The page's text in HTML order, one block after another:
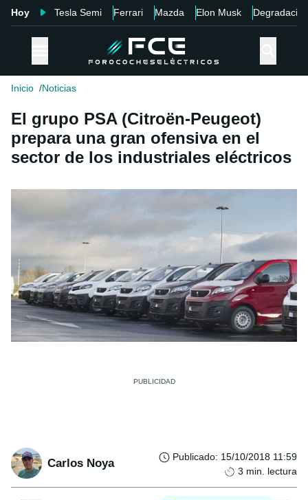
Hoy Tesla Semi Ferrari Mazda Elon Musk Degradación
Inicio Noticias
El grupo PSA (Citroën-Peugeot)
prepara una gran ofensiva en el
sector de los industriales eléctricos
Carlos Noya Publicado: 15/10/2018 11:59
3 min. lectura